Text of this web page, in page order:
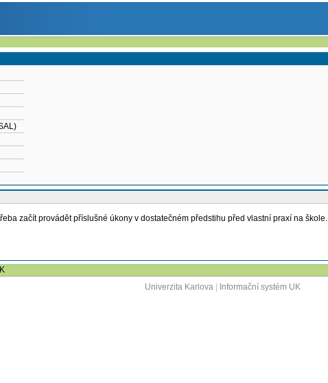
začít provádět příslušné úkony v dostatečném předstihu před vlastní praxí na škole.
Univerzita Karlova| Informační systém UK